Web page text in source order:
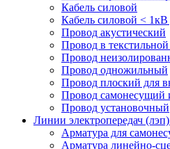
Кабель силовой
Кабель силовой <
Провод акустический
Провод в текстильной
Провод
Провод одножильный
Провод плоский для
Провод самонесущий
Провод установочный
Линии электропередач (лэп)
Арматура для
Арматура линейно-